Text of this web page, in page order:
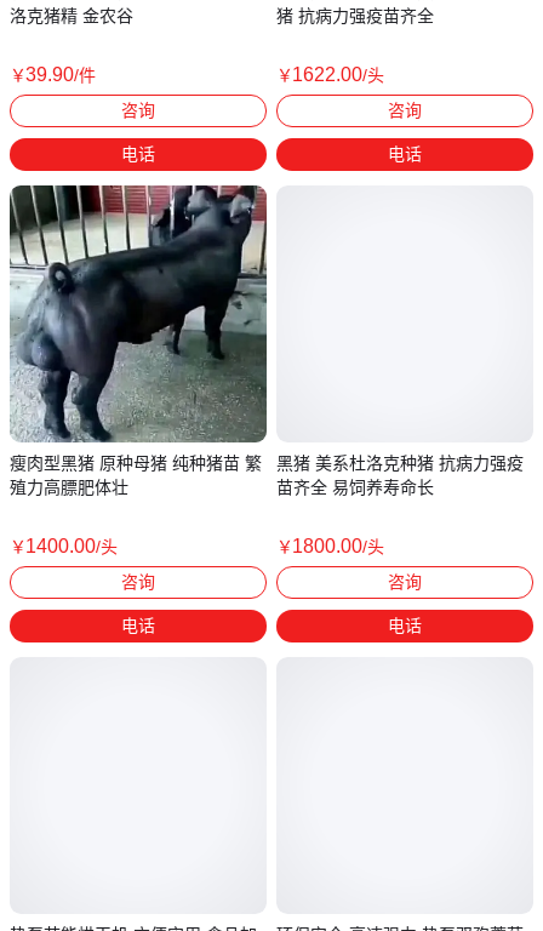
洛克猪精 金农谷
￥39.90/件
咨询
电话
瘦肉型黑猪 原种母猪 纯种猪苗 繁
殖力高膘肥体壮
￥1400.00/头
咨询
电话
猪 抗病力强疫苗齐全
￥1622.00/头
咨询
电话
黑猪 美系杜洛克种猪 抗病力强疫
苗齐全 易饲养寿命长
￥1800.00/头
咨询
电话